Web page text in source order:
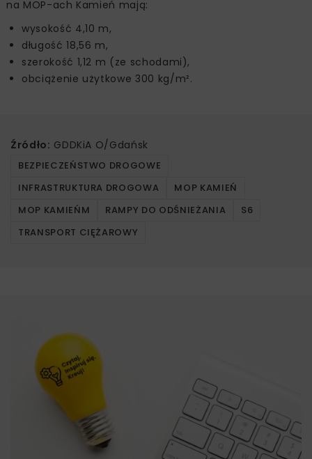
na MOP-ach Kamień mają:
wysokość 4,10 m,
długość 18,56 m,
szerokość 1,12 m (ze schodami),
obciążenie użytkowe 300 kg/m².
Źródło: GDDKiA O/Gdańsk
BEZPIECZEŃSTWO DROGOWE
INFRASTRUKTURA DROGOWA
MOP KAMIEŃ
MOP KAMIEŃM
RAMPY DO ODŚNIEŻANIA
S6
TRANSPORT CIĘŻAROWY